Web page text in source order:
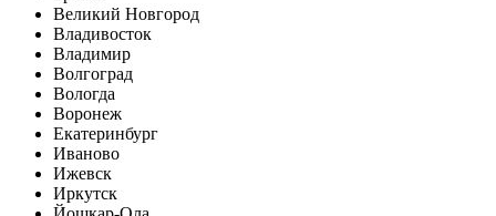
Великий Новгород
Владивосток
Владимир
Волгоград
Вологда
Воронеж
Екатеринбург
Иваново
Ижевск
Иркутск